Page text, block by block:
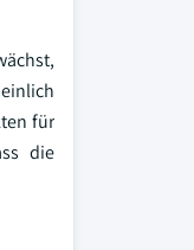
für
die